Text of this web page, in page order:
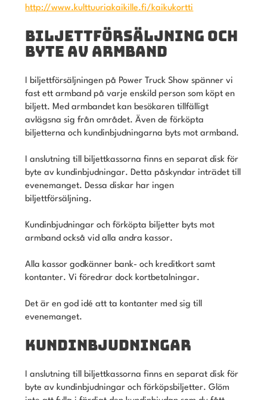
http://www.kulttuuriakaikille.fi/kaikukortti
BILJETTFÖRSÄLJNING OCH
BYTE AV ARMBAND
I biljettförsäljningen på Power Truck Show spänner vi
fast ett armband på varje enskild person som köpt en
biljett. Med armbandet kan besökaren tillfälligt
avlägsna sig från området. Även de förköpta
biljetterna och kundinbjudningarna byts mot armband.
I anslutning till biljettkassorna finns en separat disk för
byte av kundinbjudningar. Detta påskyndar inträdet till
evenemanget. Dessa diskar har ingen
biljettförsäljning.
Kundinbjudningar och förköpta biljetter byts mot
armband också vid alla andra kassor.
Alla kassor godkänner bank- och kreditkort samt
kontanter. Vi föredrar dock kortbetalningar.
Det är en god idé att ta kontanter med sig till
evenemanget.
KUNDINBJUDNINGAR
I anslutning till biljettkassorna finns en separat disk för
byte av kundinbjudningar och förköpsbiljetter. Glöm